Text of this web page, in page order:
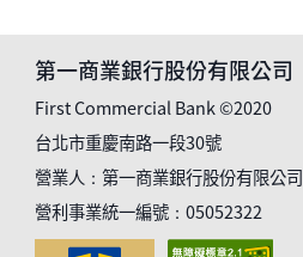
第一商業銀行股份有限公司
First Commercial Bank ©2020
台北市重慶南路一段30號
營業人：第一商業銀行股份有限公司
營利事業統一編號：05052322